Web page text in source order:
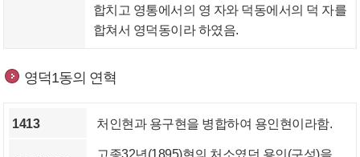
합치고 영통에서의 영 자와 덕동에서의 덕 자를
합쳐서 영덕동이라 하였음.
영덕1동의 연혁
1413 처인현과 용구현을 병합하여 용인현이라함.
고종32년(1895)현의 처소였던 용인(구성)을